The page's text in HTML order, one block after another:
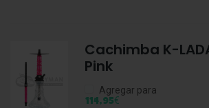
Cachimba K-
Pink
Agregar para
114,95€